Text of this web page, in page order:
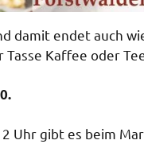
damit endet auch
Kaffee oder
Uhr gibt es beim